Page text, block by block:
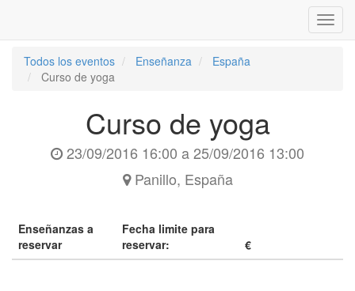
Todos los eventos
Enseñanza
España
Curso de yoga
Curso de yoga
23/09/2016 16:00 a25/09/2016 13:00
Panillo, España
Enseñanzas a
reservar
Fecha limite para
reservar:
€